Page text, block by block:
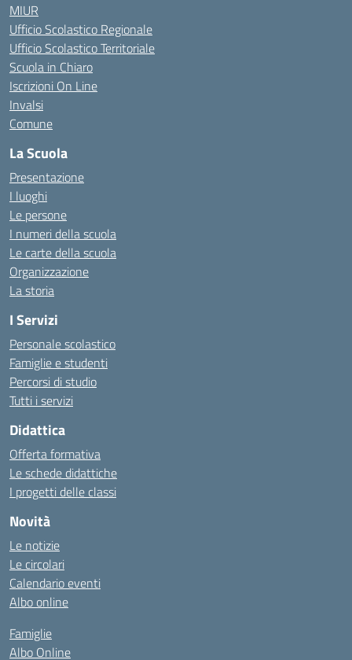
MIUR
Ufficio Scolastico Regionale
Ufficio Scolastico Territoriale
Scuola in Chiaro
Iscrizioni On Line
Invalsi
Comune
La Scuola
Presentazione
I luoghi
Le persone
I numeri della scuola
Le carte della scuola
Organizzazione
La storia
I Servizi
Personale scolastico
Famiglie e studenti
Percorsi di studio
Tutti i servizi
Didattica
Offerta formativa
Le schede didattiche
I progetti delle classi
Novità
Le notizie
Le circolari
Calendario eventi
Albo online
Famiglie
Albo Online